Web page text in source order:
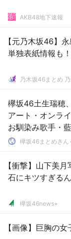
AKB48地下速報
【元乃木坂46】
単独表紙情報も！
乃木坂46まとめ 乃
欅坂46土生瑞穂
アート・オンラ
お馴染み歌手・
共演！今夜12/14
欅坂46まとめきん
【衝撃】山下美
石にキツすぎる
欅坂46news+
【画像】巨胸の